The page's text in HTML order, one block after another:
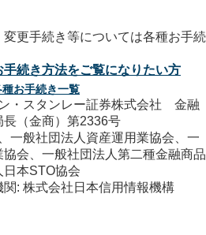
続き方法をご覧になりたい方
種お手続き一覧
・スタンレー証券株式会社 金融
（金商）第2336号
一般社団法人資産運用業協会、一
会、一般社団法人第二種金融商品
本STO協会
: 株式会社日本信用情報機構